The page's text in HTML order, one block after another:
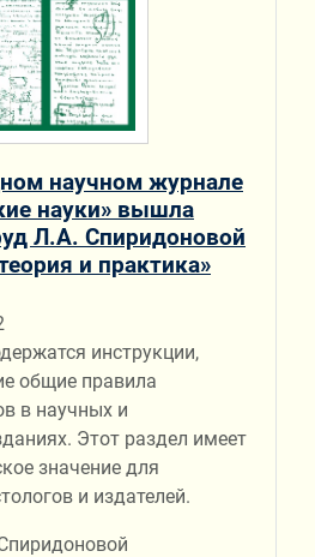
научном журнале
науки» вышла
Л.А. Спиридоновой
и практика»
инструкции,
общие правила
в научных и
Этот раздел имеет
значение для
и издателей.